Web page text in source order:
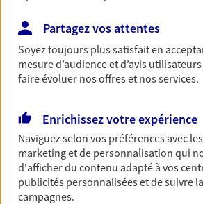
Pierre-Luc
Agent Général d'assurance
France
21 A Place Du Marche, 85170 Le
Horaires :Fermé
Ouvre le 10 août à 09:00
02 51 31 80 27
Partagez vos attentes
Soyez toujours plus satisfait en
mesure d’audience et d’avis
faire évoluer nos offres et nos services.
Enrichissez votre expérience
Naviguez selon vos préférences avec les
marketing et de personnalisation qui
d'afficher du contenu adapté à vos
publicités personnalisées et de suivre
campagnes.